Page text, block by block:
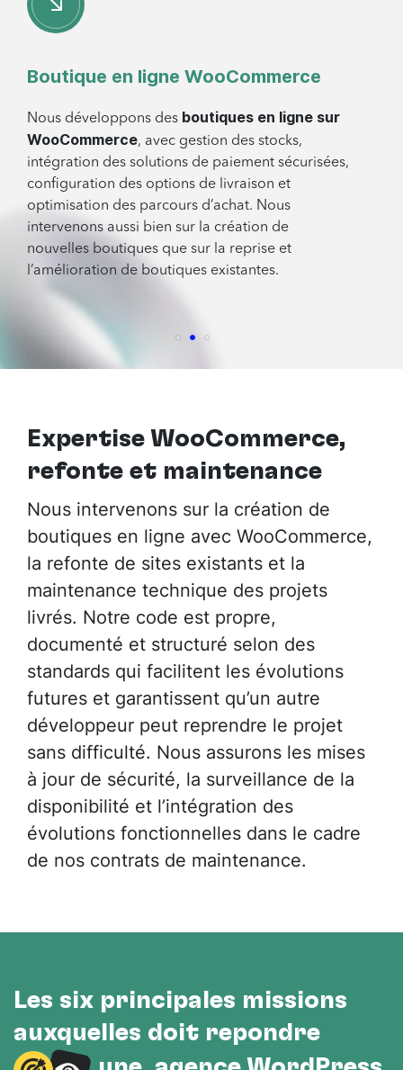
Boutique en ligne WooCommerce
Nous développons des boutiques en ligne sur
WooCommerce, avec gestion des stocks,
intégration des solutions de paiement sécurisées,
configuration des options de livraison et
optimisation des parcours d’achat. Nous
intervenons aussi bien sur la création de
nouvelles boutiques que sur la reprise et
l’amélioration de boutiques existantes.
Expertise WooCommerce,
refonte et maintenance
Nous intervenons sur la création de
boutiques en ligne avec WooCommerce,
la refonte de sites existants et la
maintenance technique des projets
livrés. Notre code est propre,
documenté et structuré selon des
standards qui facilitent les évolutions
futures et garantissent qu’un autre
développeur peut reprendre le projet
sans difficulté. Nous assurons les mises
à jour de sécurité, la surveillance de la
disponibilité et l’intégration des
évolutions fonctionnelles dans le cadre
de nos contrats de maintenance.
Les six principales missions
auxquelles doit répondre